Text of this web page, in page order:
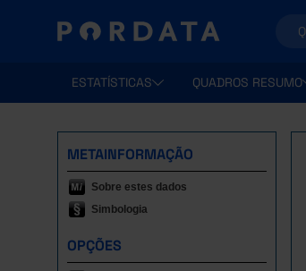
ESTATÍSTICAS QUADROS RESUMO
METAINFORMAÇÃO
Sobre estes dados
Simbologia
OPÇÕES